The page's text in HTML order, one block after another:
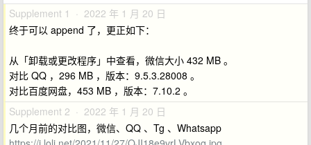
Supplement 1 · 2022 年 1 月 20 日
终于可以 append 了，更正如下：
从「卸载或更改程序」中查看，微信大小 432 MB 。
对比 QQ ，296 MB ，版本：9.5.3.28008 。
对比百度网盘，453 MB ，版本：7.10.2 。
Supplement 2 · 2022 年 1 月 20 日
几个月前的对比图，微信、QQ 、Tg 、Whatsapp